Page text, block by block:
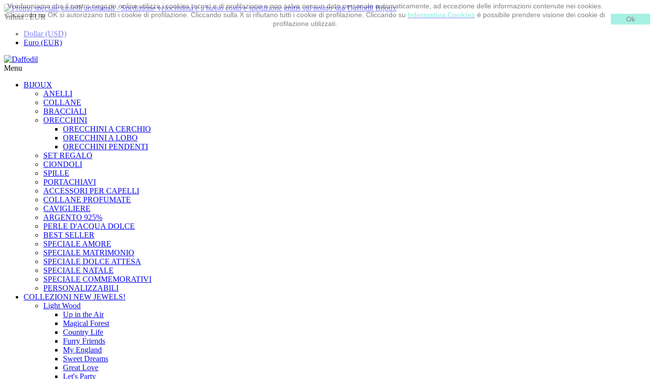
Valuta : EUR
Dollar (USD)
Euro (EUR)
Menu
BIJOUX
ANELLI
COLLANE
BRACCIALI
ORECCHINI
ORECCHINI A CERCHIO
ORECCHINI A LOBO
ORECCHINI PENDENTI
SET REGALO
CIONDOLI
SPILLE
PORTACHIAVI
ACCESSORI PER CAPELLI
COLLANE PROFUMATE
CAVIGLIERE
ARGENTO 925%
PERLE D'ACQUA DOLCE
BEST SELLER
SPECIALE AMORE
SPECIALE MATRIMONIO
SPECIALE DOLCE ATTESA
SPECIALE NATALE
SPECIALE COMMEMORATIVI
PERSONALIZZABILI
COLLEZIONI NEW JEWELS!
Light Wood
Up in the Air
Magical Forest
Country Life
Furry Friends
My England
Sweet Dreams
Great Love
Let's Party
Vi informiamo che il nostro negozio online utilizza i cookies tecnici e di profilazione e non salva nessun dato personale automaticamente, ad eccezione delle informazioni contenute nei cookies.
Cliccando su OK si autorizzano tutti i cookie di profilazione. Cliccando sulla X si rifiutano tutti i cookie di profilazione. Cliccando su Informativa Cookies è possibile prendere visione dei cookie di
profilazione utilizzati.
Ok